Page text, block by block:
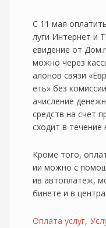
С 11 мая
луги Интернет и
евидение от
можно через
алонов связи
еть» без
ачисление
средств на счет
сходит в течение
Кроме того,
ии можно с
ив автоплатеж,
бинете и в
Оплата услуг